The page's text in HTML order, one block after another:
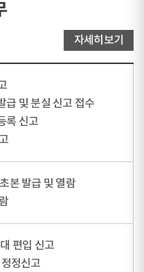
자세히보기
급 및 분실 신고 접수
록 신고
본 발급 및 열람
편입 신고
정신고